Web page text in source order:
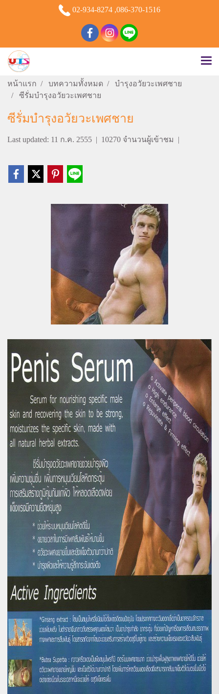
02-934-8274 ,086-370-1516
หน้าแรก บทความทั้งหมด
บำรุงอวัยวะเพศชาย
ซีรั่มบำรุงอวัยวะเพศชาย
ซีรั่มบำรุงอวัยวะเพศชาย
Last updated: 11 ก.ค. 2555 | 10270 จำนวนผู้เข้าชม |